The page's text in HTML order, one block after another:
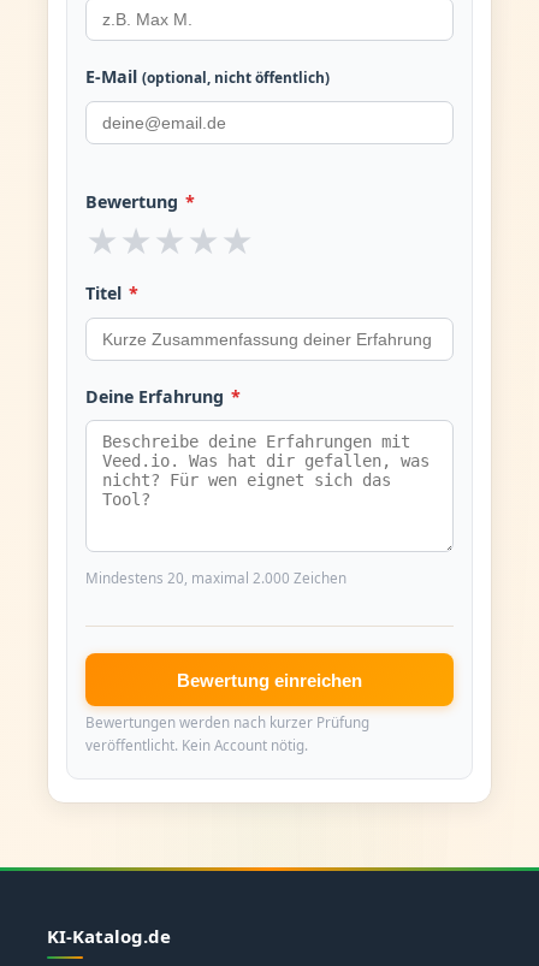
E-Mail (optional, nicht öffentlich)
Bewertung *
★ ★ ★ ★ ★
Titel *
Deine Erfahrung *
Mindestens 20, maximal 2.000 Zeichen
Bewertung einreichen
Bewertungen werden nach kurzer Prüfung
veröffentlicht. Kein Account nötig.
KI-Katalog.de